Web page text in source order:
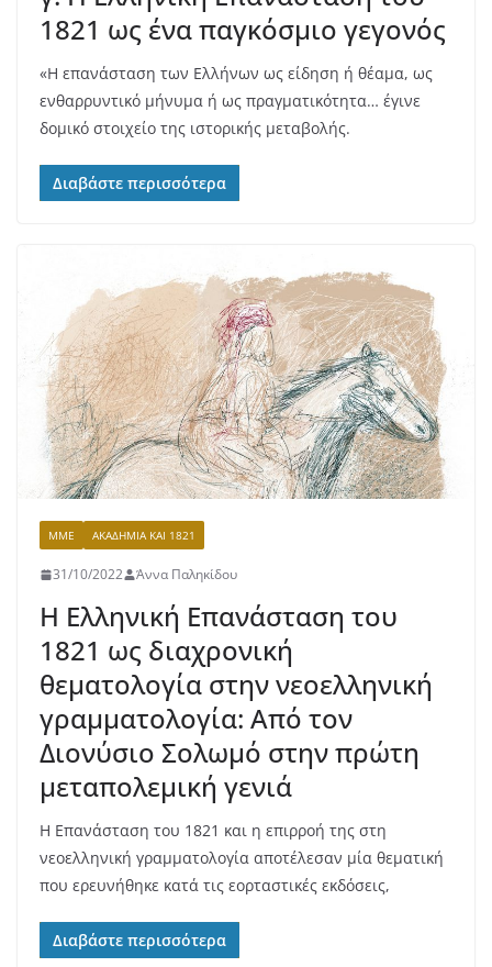
1821 ως ένα παγκόσμιο γεγονός
«Η επανάσταση των Ελλήνων ως είδηση ή θέαμα, ως
ενθαρρυντικό μήνυμα ή ως πραγματικότητα… έγινε
δομικό στοιχείο της ιστορικής μεταβολής.
Διαβάστε περισσότερα
MME ΑΚΑΔΗΜΊΑ ΚΑΙ 1821
31/10/2022 Άννα Παληκίδου
Η Ελληνική Επανάσταση του
1821 ως διαχρονική
θεματολογία στην νεοελληνική
γραμματολογία: Από τον
Διονύσιο Σολωμό στην πρώτη
μεταπολεμική γενιά
Η Επανάσταση του 1821 και η επιρροή της στη
νεοελληνική γραμματολογία αποτέλεσαν μία θεματική
που ερευνήθηκε κατά τις εορταστικές εκδόσεις,
Διαβάστε περισσότερα